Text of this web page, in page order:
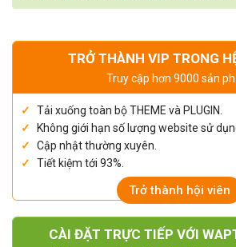
TRỞ THÀNH VIP TRONG
Truy cập hơn 9000 sản
Tải xuống toàn bộ THEME và PLUGIN.
Không giới hạn số lượng website sử
Cập nhật thường xuyên.
Tiết kiệm tới 93%.
Trở thành hội viên
CÀI ĐẶT TRỰC TIẾP VỚI